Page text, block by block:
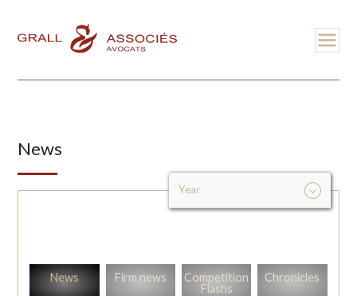
News
News Firm news
Competition
Flashs
Chronicles